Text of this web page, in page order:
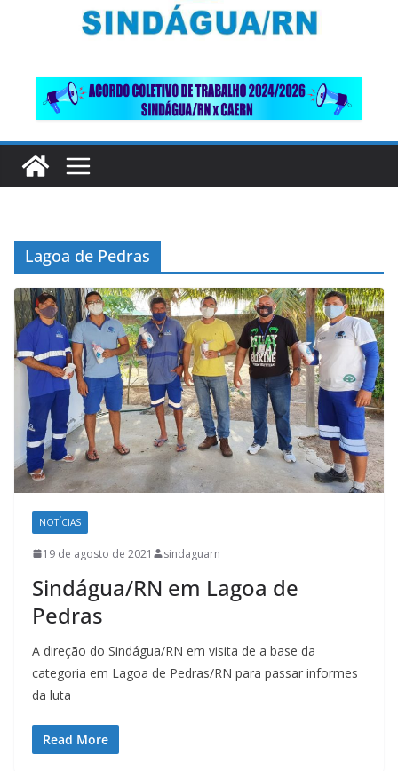
Lagoa de Pedras
NOTÍCIAS
19 de agosto de 2021 sindaguarn
Sindágua/RN em Lagoa de
Pedras
A direção do Sindágua/RN em visita de a base da
categoria em Lagoa de Pedras/RN para passar informes
da luta
Read More